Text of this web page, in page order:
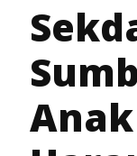
Anak